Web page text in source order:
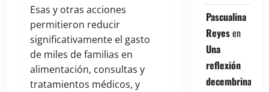
Esas y otras acciones
permitieron reducir
significativamente el gasto
de miles de familias en
alimentación, consultas y
tratamientos médicos, y
Pascualina
Reyesen
Una
reflexión
decembrina